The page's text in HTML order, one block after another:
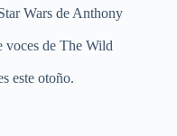
Wars de Anthony
voces de The Wild
este otoño.